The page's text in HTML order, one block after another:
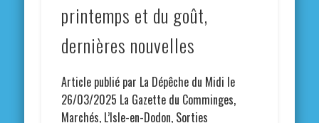
printemps et du goût,
dernières nouvelles
Article publié par La Dépêche du Midi le
26/03/2025 La Gazette du Comminges,
Marchés, L’Isle-en-Dodon, Sorties